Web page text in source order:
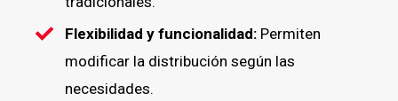
Flexibilidad y funcionalidad: Permiten
modificar la distribución según las
necesidades.